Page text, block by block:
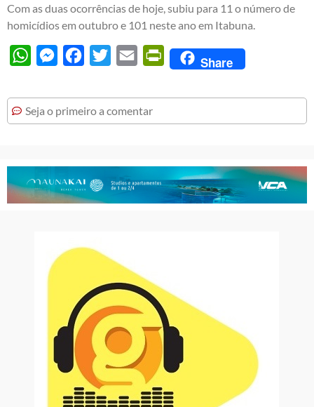
Com as duas ocorrências de hoje, subiu para 11 o número de
homicídios em outubro e 101 neste ano em Itabuna.
WhatsAppMessengerFacebook
Twitter Email PrintFriendly
Share
Seja o primeiro a comentar